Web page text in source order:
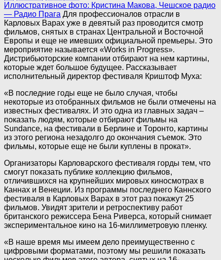
Иллюстративное фото: Кристина Макова, Чешское радио
— Радио Прага Для профессионалов отрасли в
Карловых Варах уже в девятый раз проводится смотр
фильмов, снятых в странах Центральной и Восточной
Европы и еще не имевших официальной премьеры. Это
мероприятие называется «Works in Progress».
Дистрибьюторские компании отбирают на нем картины,
которые ждет большое будущее. Рассказывает
исполнительный директор фестиваля Криштоф Муха:
«В последние годы еще не было случая, чтобы
некоторые из отобранных фильмов не были отмечены на
известных фестивалях. И это одна из главных задач –
показать людям, которые отбирают фильмы на
Sundance, на фестивали в Берлине и Торонто, картины
из этого региона незадолго до окончания съемок. Это
фильмы, которые еще не были куплены в прокат».
Организаторы Карловарского фестиваля горды тем, что
смогут показать публике коллекцию фильмов,
отличившихся на крупнейших мировых киносмотрах в
Каннах и Венеции. Из программы последнего Каннского
фестиваля в Карловых Варах в этот раз покажут 25
фильмов. Увидят зрители и ретроспективу работ
британского режиссера Бена Риверса, который снимает
экспериментальное кино на 16-миллиметровую пленку.
«В наше время мы имеем дело преимущественно с
цифровыми форматами, поэтому мы решили показать